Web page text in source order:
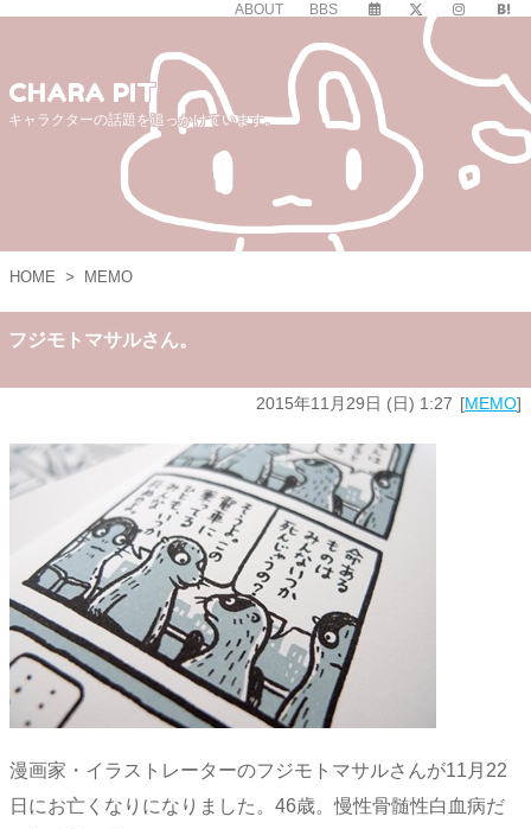
ABOUT BBS
CHARA PIT
キャラクターの話題を追っかけています。
HOME > MEMO
フジモトマサルさん。
2015年11月29日 (日) 1:27 MEMO
漫画家・イラストレーターのフジモトマサルさんが11月22
日にお亡くなりになりました。46歳。慢性骨髄性白血病だ